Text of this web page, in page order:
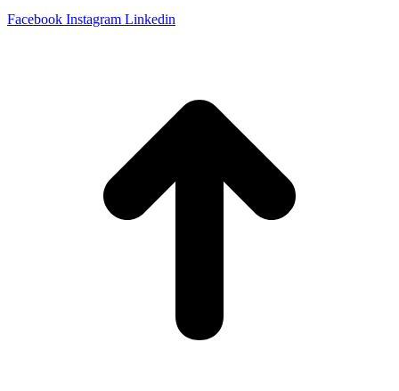
Facebook Instagram Linkedin